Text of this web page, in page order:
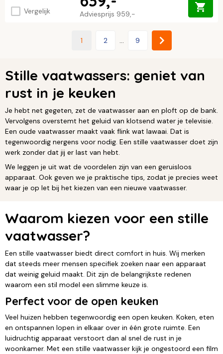
Vergelijk Adviesprijs 959,-
1 2 ... 9
Stille vaatwassers: geniet van
rust in je keuken
Je hebt net gegeten, zet de vaatwasser aan en ploft op de bank.
Vervolgens overstemt het geluid van klotsend water je televisie.
Een oude vaatwasser maakt vaak flink wat lawaai. Dat is
tegenwoordig nergens voor nodig. Een stille vaatwasser doet zijn
werk zonder dat jij er last van hebt.
We leggen je uit wat de voordelen zijn van een geruisloos
apparaat. Ook geven we je praktische tips, zodat je precies weet
waar je op let bij het kiezen van een nieuwe vaatwasser.
Waarom kiezen voor een stille
vaatwasser?
Een stille vaatwasser biedt direct comfort in huis. Wij merken
dat steeds meer mensen specifiek zoeken naar een apparaat
dat weinig geluid maakt. Dit zijn de belangrijkste redenen
waarom een stil model een slimme keuze is.
Perfect voor de open keuken
Veel huizen hebben tegenwoordig een open keuken. Koken, eten
en ontspannen lopen in elkaar over in één grote ruimte. Een
luidruchtig apparaat verstoort dan al snel de rust in je
woonkamer. Met een stille vaatwasser kijk je ongestoord een film